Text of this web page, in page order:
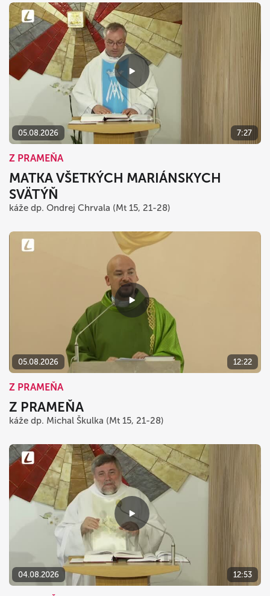
05.08.2026 7:27
Z PRAMEŇA
MATKA VŠETKÝCH MARIÁNSKYCH
SVÄTÝŇ
káže dp. Ondrej Chrvala (Mt 15, 21-28)
05.08.2026 12:22
Z PRAMEŇA
Z PRAMEŇA
káže dp. Michal Škulka (Mt 15, 21-28)
04.08.2026 12:53